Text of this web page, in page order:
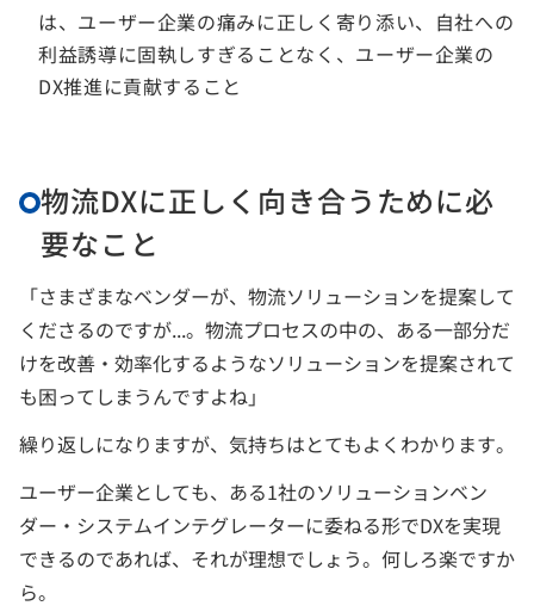
は、ユーザー企業の痛みに正しく寄り添い、自社への
利益誘導に固執しすぎることなく、ユーザー企業の
DX推進に貢献すること
物流DXに正しく向き合うために必
要なこと
「さまざまなベンダーが、物流ソリューションを提案して
くださるのですが...。物流プロセスの中の、ある一部分だ
けを改善・効率化するようなソリューションを提案されて
も困ってしまうんですよね」
繰り返しになりますが、気持ちはとてもよくわかります。
ユーザー企業としても、ある1社のソリューションベン
ダー・システムインテグレーターに委ねる形でDXを実現
できるのであれば、それが理想でしょう。何しろ楽ですか
ら。